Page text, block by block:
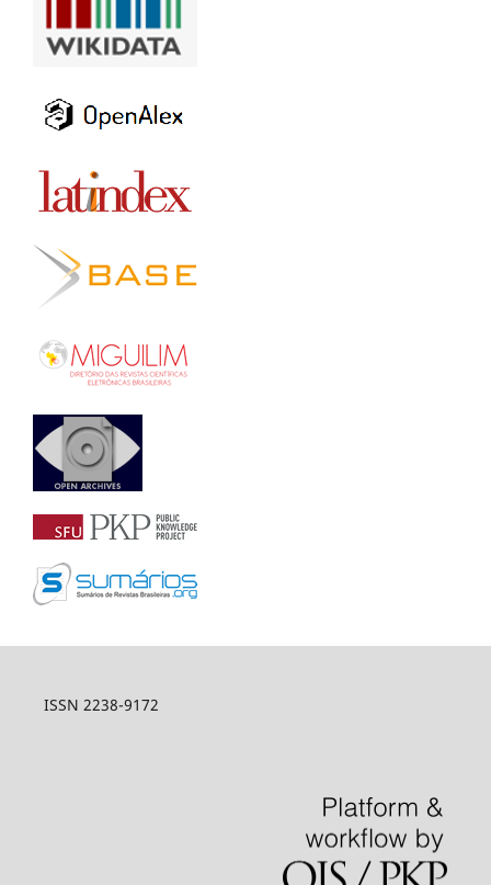
ISSN 2238-9172